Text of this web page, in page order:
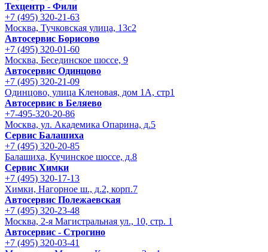
Техцентр - Фили
+7 (495) 320-21-63
Москва, Тучковская улица, 13с2
Автосервис Борисово
+7 (495) 320-01-60
Москва, Бесединское шоссе, 9
Автосервис Одинцово
+7 (495) 320-21-09
Одинцово, улица Кленовая, дом 1А, стр1
Автосервис в Беляево
+7-495-320-20-86
Москва, ул. Академика Опарина, д.5
Сервис Балашиха
+7 (495) 320-20-85
Балашиха, Кучинское шоссе, д.8
Сервис Химки
+7 (495) 320-17-13
Химки, Нагорное ш., д.2, корп.7
Автосервис Полежаевская
+7 (495) 320-23-48
Москва, 2-я Магистральная ул., 10, стр. 1
Автосервис - Строгино
+7 (495) 320-03-41